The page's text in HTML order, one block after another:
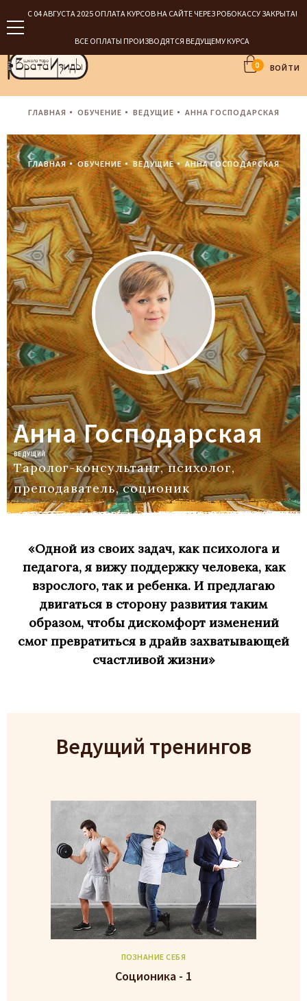
С 04 АВГУСТА 2025 ОПЛАТА КУРСОВ НА САЙТЕ ЧЕРЕЗ РОБОКАССУ ЗАКРЫТА!
ВСЕ ОПЛАТЫ ПРОИЗВОДЯТСЯ ВЕДУЩЕМУ КУРСА
0 ВОЙТИ
ГЛАВНАЯ ОБУЧЕНИЕ ВЕДУЩИЕ АННА ГОСПОДАРСКАЯ
ГЛАВНАЯ ОБУЧЕНИЕ ВЕДУЩИЕ АННА ГОСПОДАРСКАЯ
Анна Господарская
ВЕДУЩИЙ
Таролог-консультант, психолог,
преподаватель, соционик
«Одной из своих задач, как психолога и
педагога, я вижу поддержку человека, как
взрослого, так и ребенка. И предлагаю
двигаться в сторону развития таким
образом, чтобы дискомфорт изменений
смог превратиться в драйв захватывающей
счастливой жизни»
Ведущий тренингов
ПОЗНАНИЕ СЕБЯ
Соционика - 1